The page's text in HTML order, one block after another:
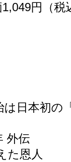
円（税
は日本初の
外伝
た恩人